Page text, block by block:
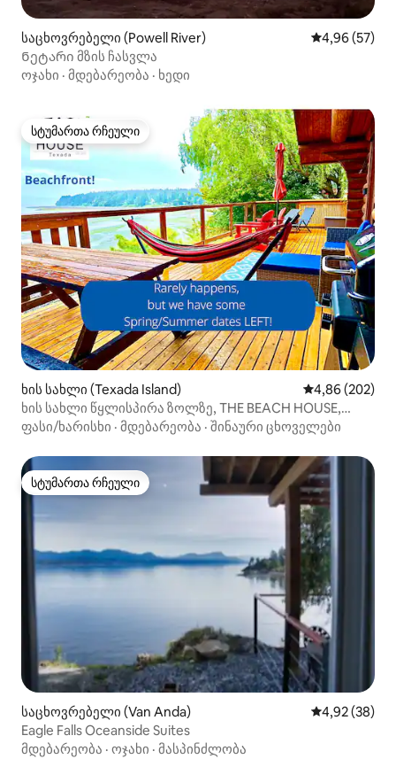
საცხოვრებელი (Powell River) საშუალო
4,96 (57)
Ნეტარი მზის ჩასვლა
ოჯახი · მდებარეობა · ხედი
სტუმართა რჩეული
სტუმართა რჩეული
ხის სახლი (Texada Island) საშუალო
4,86 (202)
ხის სახლი წყლისპირა ზოლზე, THE BEACH HOUSE,
ტექსადას კუნძული!
ფასი/ხარისხი · მდებარეობა · შინაური ცხოველები
სტუმართა რჩეული
სტუმართა რჩეული
საცხოვრებელი (Van Anda) საშუალო
4,92 (38)
Eagle Falls Oceanside Suites
მდებარეობა · ოჯახი · მასპინძლობა